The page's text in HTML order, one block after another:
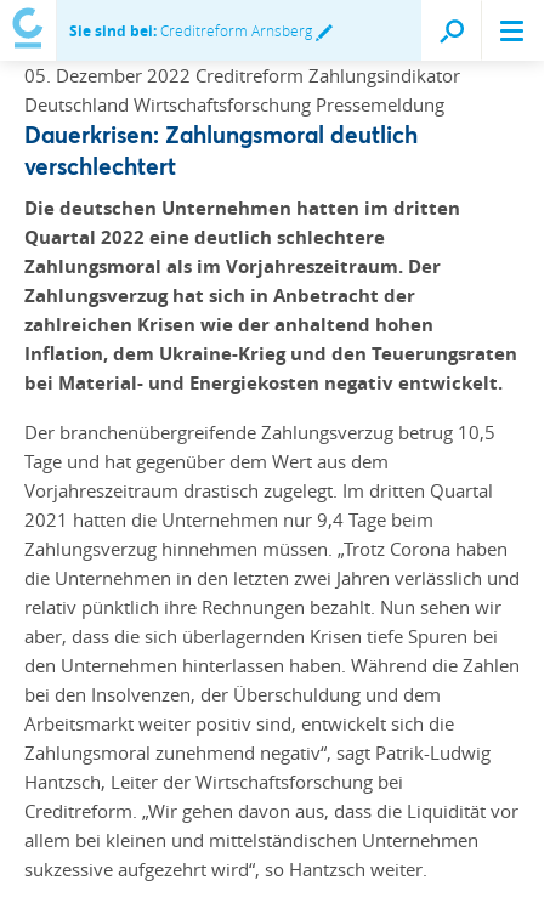
Sie sind bei:Creditreform Arnsberg
05. Dezember 2022 Creditreform Zahlungsindikator
Deutschland Wirtschaftsforschung Pressemeldung
Dauerkrisen: Zahlungsmoral deutlich
verschlechtert
Die deutschen Unternehmen hatten im dritten
Quartal 2022 eine deutlich schlechtere
Zahlungsmoral als im Vorjahreszeitraum. Der
Zahlungsverzug hat sich in Anbetracht der
zahlreichen Krisen wie der anhaltend hohen
Inflation, dem Ukraine-Krieg und den Teuerungsraten
bei Material- und Energiekosten negativ entwickelt.
Der branchenübergreifende Zahlungsverzug betrug 10,5
Tage und hat gegenüber dem Wert aus dem
Vorjahreszeitraum drastisch zugelegt. Im dritten Quartal
2021 hatten die Unternehmen nur 9,4 Tage beim
Zahlungsverzug hinnehmen müssen. „Trotz Corona haben
die Unternehmen in den letzten zwei Jahren verlässlich und
relativ pünktlich ihre Rechnungen bezahlt. Nun sehen wir
aber, dass die sich überlagernden Krisen tiefe Spuren bei
den Unternehmen hinterlassen haben. Während die Zahlen
bei den Insolvenzen, der Überschuldung und dem
Arbeitsmarkt weiter positiv sind, entwickelt sich die
Zahlungsmoral zunehmend negativ“, sagt Patrik-Ludwig
Hantzsch, Leiter der Wirtschaftsforschung bei
Creditreform. „Wir gehen davon aus, dass die Liquidität vor
allem bei kleinen und mittelständischen Unternehmen
sukzessive aufgezehrt wird“, so Hantzsch weiter.